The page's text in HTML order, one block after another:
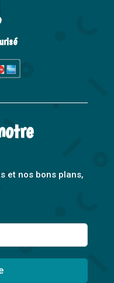
et nos bons plans,